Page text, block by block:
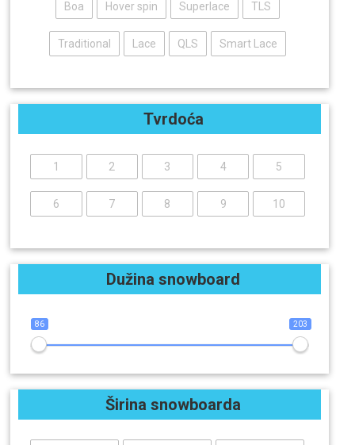
Boa Hover spin Superlace TLS
Traditional Lace QLS Smart Lace
Tvrdoća
1 2 3 4 5
6 7 8 9 10
Dužina snowboard
86 203
Širina snowboarda